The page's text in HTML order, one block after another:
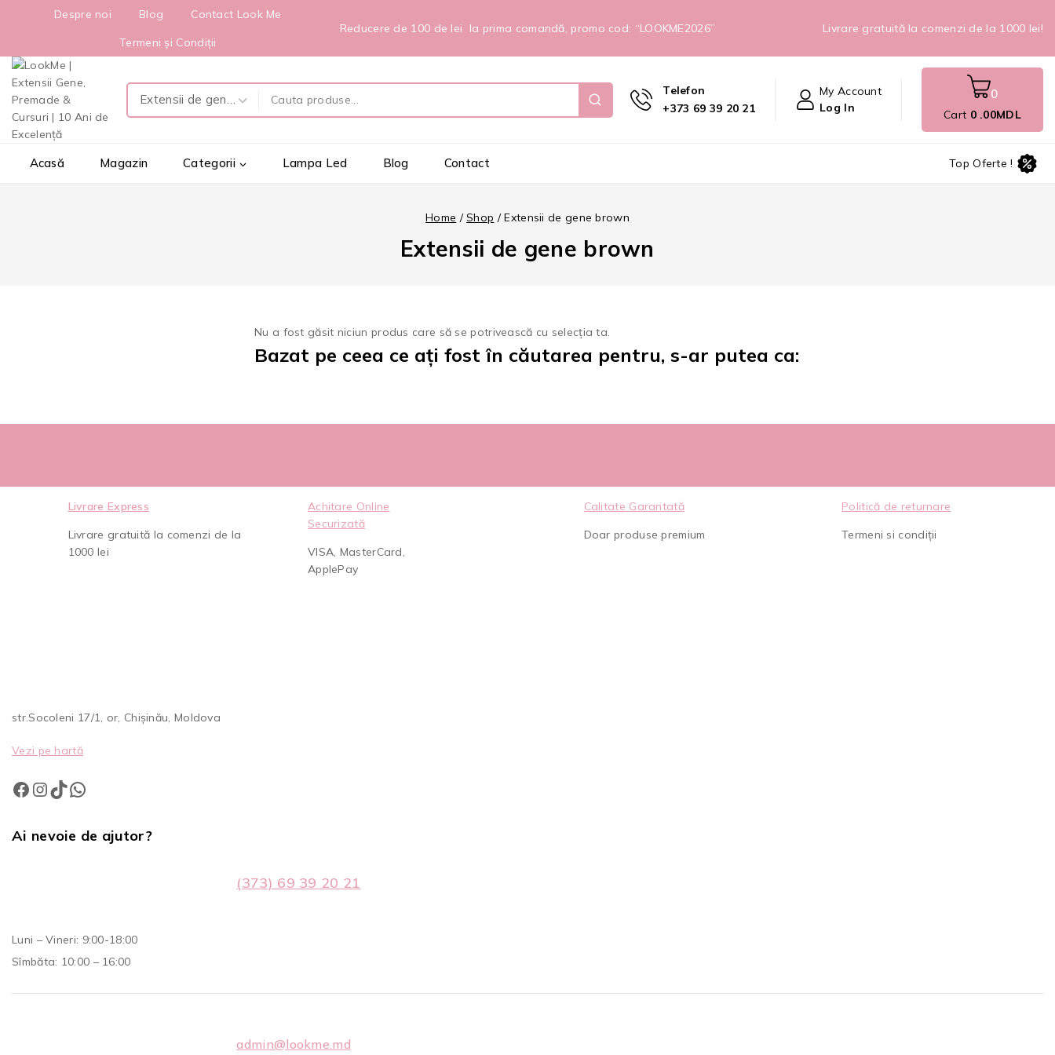
Despre noi Blog
Contact Look Me
Termeni și Condiții
Reducere de 100 de lei la prima comandă, promo cod: “LOOKME2026” Livrare gratuită la comenzi de la 1000 lei!
Telefon
+373 69 39 20 21
My Account
Log In
0
Cart 0 .00MDL
Acasă Magazin Categorii Lampa Led Blog Contact Top Oferte !
Home / Shop / Extensii de gene brown
Extensii de gene brown
Nu a fost găsit niciun produs care să se potrivească cu selecția ta.
Bazat pe ceea ce ați fost în căutarea pentru, s-ar putea ca:
Livrare Express
Livrare gratuită la comenzi de la
1000 lei
Achitare Online
Securizată
VISA, MasterCard,
ApplePay
Calitate Garantată
Doar produse premium
Politică de returnare
Termeni si condiții
str.Socoleni 17/1, or, Chișinău, Moldova
Vezi pe hartă
Ai nevoie de ajutor?
(373) 69 39 20 21
Luni – Vineri: 9:00-18:00
Sîmbăta: 10:00 – 16:00
admin@lookme.md